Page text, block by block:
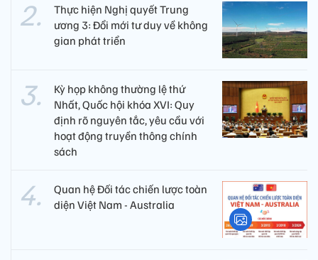
Thực hiện Nghị quyết Trung
ương 3: Đổi mới tư duy về không
gian phát triển
Kỳ họp không thường lệ thứ
Nhất, Quốc hội khóa XVI: Quy
định rõ nguyên tắc, yêu cầu với
hoạt động truyền thông chính
sách
Quan hệ Đối tác chiến lược toàn
diện Việt Nam - Australia